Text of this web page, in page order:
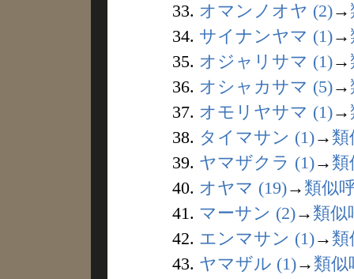
33. オマンノオヤ (2)→
34. サイナンヤマ (1)→
35. オジャリサマ (1)→
36. オシャカサマ (5)→
37. オモリヤサマ (1)→
38. タイマサン (1)→ 類
39. ヤマザクラ (1)→ 類
40. オヤマ (19)→ 類似
41. マーサン (2)→ 類似
42. エンマサン (1)→ 類
43. ヤマザル (1)→ 類似